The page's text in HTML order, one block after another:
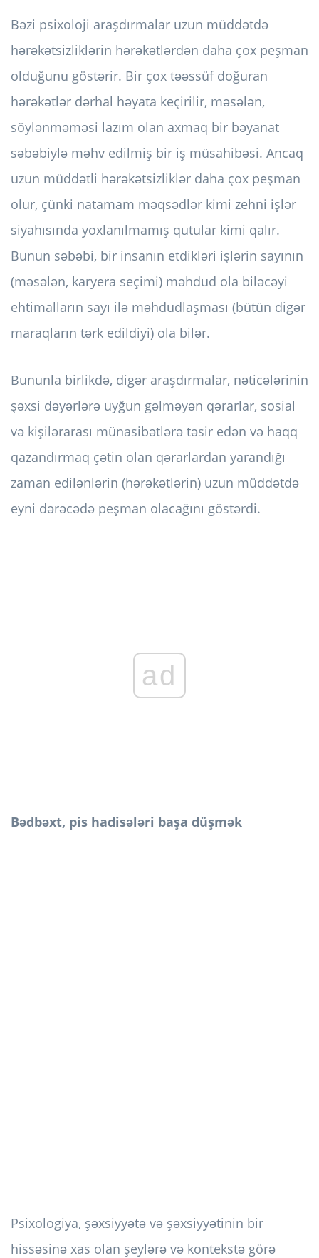
Bəzi psixoloji araşdırmalar uzun müddətdə
hərəkətsizliklərin hərəkətlərdən daha çox peşman
olduğunu göstərir. Bir çox təəssüf doğuran
hərəkətlər dərhal həyata keçirilir, məsələn,
söylənməməsi lazım olan axmaq bir bəyanat
səbəbiylə məhv edilmiş bir iş müsahibəsi. Ancaq
uzun müddətli hərəkətsizliklər daha çox peşman
olur, çünki natamam məqsədlər kimi zehni işlər
siyahısında yoxlanılmamış qutular kimi qalır.
Bunun səbəbi, bir insanın etdikləri işlərin sayının
(məsələn, karyera seçimi) məhdud ola biləcəyi
ehtimalların sayı ilə məhdudlaşması (bütün digər
maraqların tərk edildiyi) ola bilər.
Bununla birlikdə, digər araşdırmalar, nəticələrinin
şəxsi dəyərlərə uyğun gəlməyən qərarlar, sosial
və kişilərarası münasibətlərə təsir edən və haqq
qazandırmaq çətin olan qərarlardan yarandığı
zaman edilənlərin (hərəkətlərin) uzun müddətdə
eyni dərəcədə peşman olacağını göstərdi.
ad
Bədbəxt, pis hadisələri başa düşmək
Psixologiya, şəxsiyyətə və şəxsiyyətinin bir
hissəsinə xas olan şeylərə və kontekstə görə